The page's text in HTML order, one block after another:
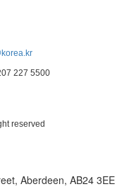
227 5500
reserved
Aberdeen, AB24 3EE